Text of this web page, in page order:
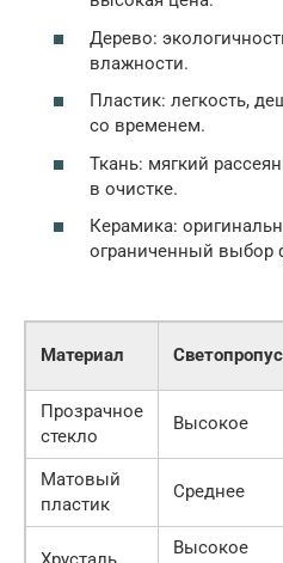
Дерево:
влажности.
Пластик: легкость,
со временем.
Ткань: мягкий
в очистке.
Керамика:
ограниченный выбор
Материал
Прозрачное
стекло
Высокое
Матовый
пластик
Среднее
Высокое